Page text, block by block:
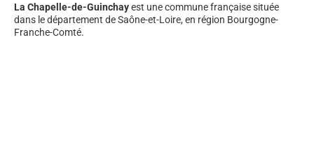
La Chapelle-de-Guinchayest une commune française située
dans le département de Saône-et-Loire, en région Bourgogne-
Franche-Comté.